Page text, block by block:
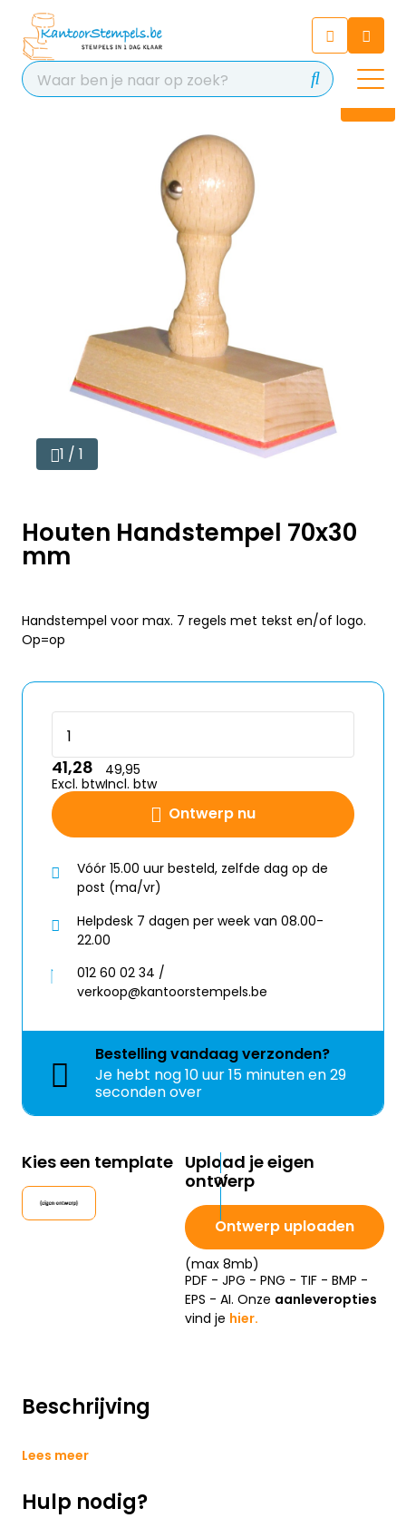
Chat 24/7 met onze chatbot
voor hulp
Contact
Beschrijving
Lees meer
Hulp nodig?
1 / 1
Houten Handstempel 70x30
mm
Handstempel voor max. 7 regels met tekst en/of logo.
Op=op
Ontwerp nu
41,28
Excl. btw
49,95
Incl. btw
Vóór 15.00 uur besteld, zelfde dag op de
post (ma/vr)
Helpdesk 7 dagen per week van 08.00-
22.00
012 60 02 34 /
verkoop@kantoorstempels.be
Bestellingvandaagverzonden?
Je hebt nog10 uur 15 minuten en 29
seconden over
Kies een template Upload je eigen
ontwerp
Ontwerp uploaden
(max 8mb)
PDF - JPG - PNG - TIF - BMP -
EPS - AI. Onze aanleveropties
vind je hier.